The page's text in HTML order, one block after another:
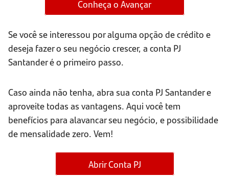
Conheça o Avançar
Se você se interessou por alguma opção de crédito e
deseja fazer o seu negócio crescer, a conta PJ
Santander é o primeiro passo.
Caso ainda não tenha, abra sua conta PJ Santander e
aproveite todas as vantagens. Aqui você tem
benefícios para alavancar seu negócio, e possibilidade
de mensalidade zero. Vem!
Abrir Conta PJ